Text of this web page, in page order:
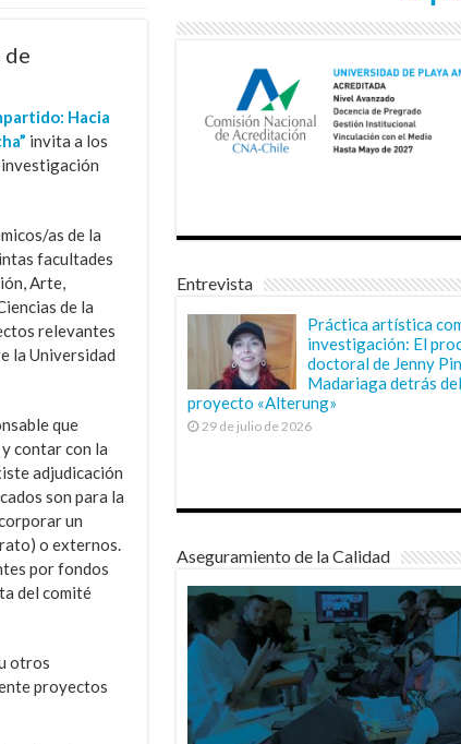
de
Hacia
invita a los
investigación
as de la
facultades
Arte,
de la
relevantes
la Universidad
que
contar con la
adjudicación
son para la
un
o externos.
por fondos
del comité
otros
proyectos
Entrevista
Práctica artística
investigación: El
doctoral de Jenny
Madariaga detrás del
proyecto «Alterung»
29 de julio de 2026
Aseguramiento de la Calidad